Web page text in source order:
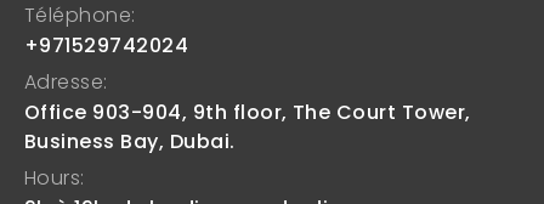
Téléphone:
+971529742024
Adresse:
Office 903-904, 9th floor, The Court Tower,
Business Bay, Dubai.
Hours: